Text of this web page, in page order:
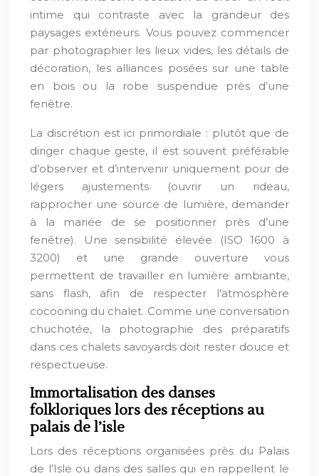
intime qui contraste avec la grandeur des
paysages extérieurs. Vous pouvez commencer
par photographier les lieux vides, les détails de
décoration, les alliances posées sur une table
en bois ou la robe suspendue près d’une
fenêtre.
La discrétion est ici primordiale : plutôt que de
diriger chaque geste, il est souvent préférable
d’observer et d’intervenir uniquement pour de
légers ajustements (ouvrir un rideau,
rapprocher une source de lumière, demander
à la mariée de se positionner près d’une
fenêtre). Une sensibilité élevée (ISO 1600 à
3200) et une grande ouverture vous
permettent de travailler en lumière ambiante,
sans flash, afin de respecter l’atmosphère
cocooning du chalet. Comme une conversation
chuchotée, la photographie des préparatifs
dans ces chalets savoyards doit rester douce et
respectueuse.
Immortalisation des danses
folkloriques lors des réceptions au
palais de l’isle
Lors des réceptions organisées près du Palais
de l’Isle ou dans des salles qui en rappellent le